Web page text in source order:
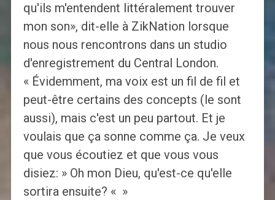
qu'ils m'entendent littéralement trouver
mon son», dit-elle à ZikNation lorsque
nous nous rencontrons dans un studio
d'enregistrement du Central London.
« Évidemment, ma voix est un fil de fil et
peut-être certains des concepts (le sont
aussi), mais c'est un peu partout. Et je
voulais que ça sonne comme ça. Je veux
que vous écoutiez et que vous vous
disiez: » Oh mon Dieu, qu'est-ce qu'elle
sortira ensuite? « »